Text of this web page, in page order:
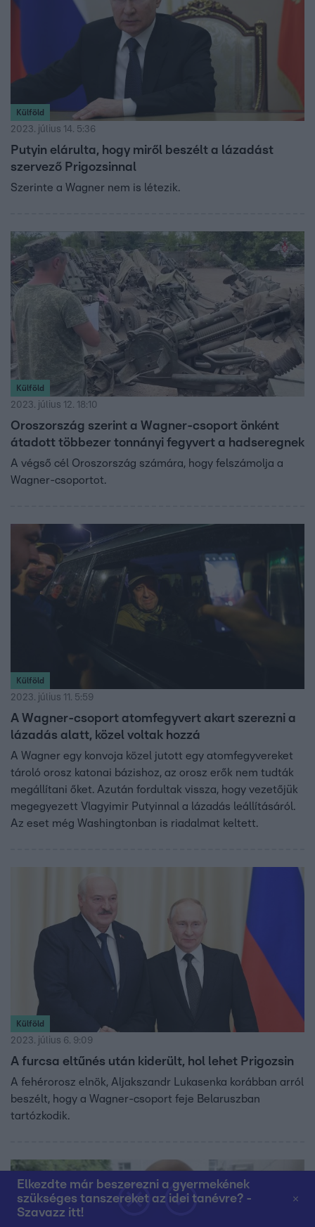
Elkezdte már beszerezni a gyermekének
szükséges tanszereket az idei tanévre? -
Szavazz itt!
Külföld
2023. július 14. 5:36
Putyin elárulta, hogy miről beszélt a lázadást
szervező Prigozsinnal
Szerinte a Wagner nem is létezik.
Külföld
2023. július 12. 18:10
Oroszország szerint a Wagner-csoport önként
átadott többezer tonnányi fegyvert a hadseregnek
A végső cél Oroszország számára, hogy felszámolja a
Wagner-csoportot.
Külföld
2023. július 11. 5:59
A Wagner-csoport atomfegyvert akart szerezni a
lázadás alatt, közel voltak hozzá
A Wagner egy konvoja közel jutott egy atomfegyvereket
tároló orosz katonai bázishoz, az orosz erők nem tudták
megállítani őket. Azután fordultak vissza, hogy vezetőjük
megegyezett Vlagyimir Putyinnal a lázadás leállításáról.
Az eset még Washingtonban is riadalmat keltett.
Külföld
2023. július 6. 9:09
A furcsa eltűnés után kiderült, hol lehet Prigozsin
A fehérorosz elnök, Aljakszandr Lukasenka korábban arról
beszélt, hogy a Wagner-csoport feje Belaruszban
tartózkodik.